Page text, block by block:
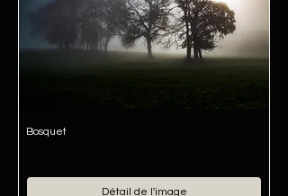
Bosquet
Détail de l'image